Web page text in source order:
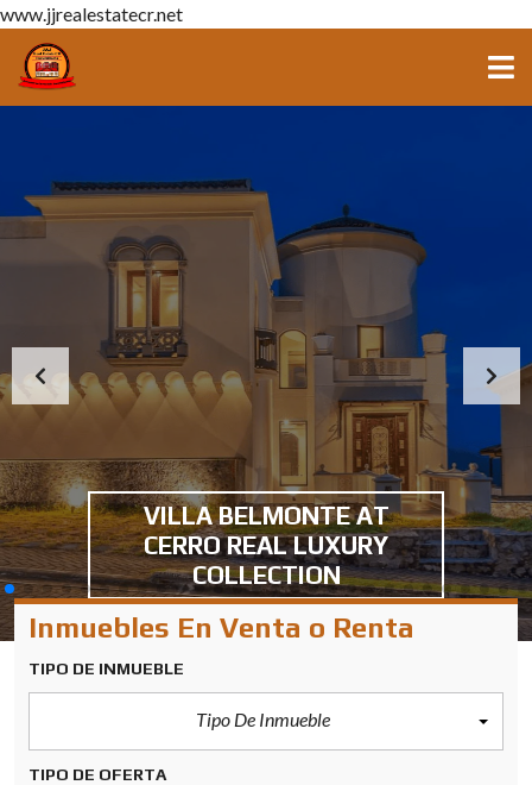
www.jjrealestatecr.net
APARTAMENTO DE LUJO
CON VISTA PANORÁMICA
EN SAN RAFAEL ESCAZÚ | 3
HABITACIONES
Inmuebles En Venta o Renta
TIPO DE INMUEBLE
Tipo De Inmueble
TIPO DE OFERTA